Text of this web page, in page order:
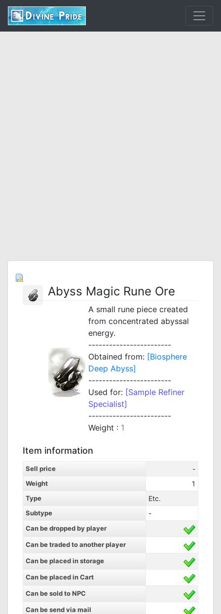
Abyss Magic Rune Ore
A small rune piece created
from concentrated abyssal
energy.
------------------------
Obtained from: [Biosphere
Deep Abyss]
------------------------
Used for: [Sample Refiner
Specialist]
------------------------
Weight : 1
Item information
Sell price -
Weight 1
Type Etc.
Subtype -
Can be dropped by player
Can be traded to another player
Can be placed in storage
Can be placed in Cart
Can be sold to NPC
Can be send via mail